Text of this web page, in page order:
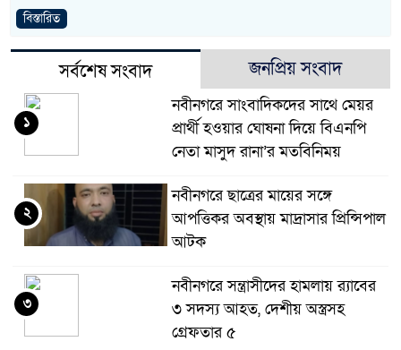
নবীনগরে ধান মাড়াই
নবীনগরে জনবান্ধব তিন
মান্নান
বিস্তারিত
সর্বশেষ সংবাদ জনপ্রিয় সংবাদ
নবীনগরে সাংবাদিকদের সাথে মেয়র
প্রার্থী হওয়ার ঘোষনা দিয়ে বিএনপি
নেতা মাসুদ রানা’র মতবিনিময়
১
নবীনগরে ছাত্রের মায়ের সঙ্গে
আপত্তিকর অবস্থায় মাদ্রাসার প্রিন্সিপাল
আটক
২
নবীনগরে সন্ত্রাসীদের হামলায় র‍্যাবের
৩ সদস্য আহত, দেশীয় অস্ত্রসহ
গ্রেফতার ৫
৩